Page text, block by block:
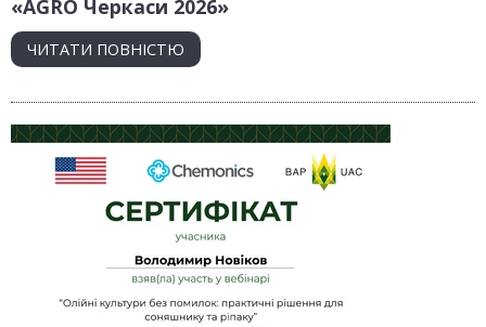
«AGRO Черкаси 2026»
ЧИТАТИ ПОВНІСТЮ